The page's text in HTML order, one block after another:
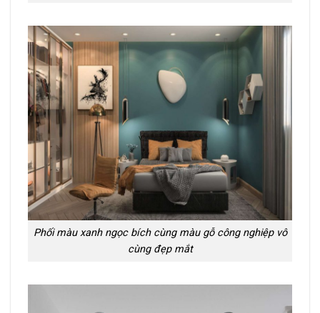
Phối màu xanh ngọc bích cùng màu gỗ công nghiệp vô
cùng đẹp mắt